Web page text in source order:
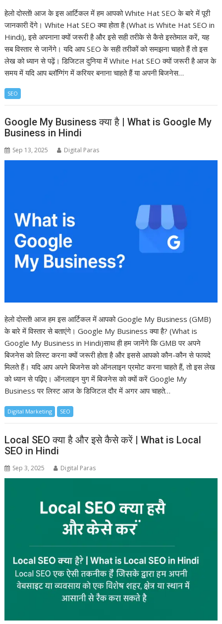
हेलो दोस्तों! आज के इस आर्टिकल में हम आपको White Hat SEO के बारे में पूरी
जानकारी देंगे। White Hat SEO क्या होता है (What is White Hat SEO in
Hindi), इसे अपनाना क्यों जरूरी है और इसे सही तरीके से कैसे इस्तेमाल करें, यह
सब विस्तार से जानेंगे। यदि आप SEO के सही तरीकों को समझना चाहते हैं तो इस
लेख को ध्यान से पढ़ें। डिजिटल दुनिया में White Hat SEO क्यों जरूरी है आज के
समय में यदि आप ब्लॉग्गिंग में करियर बनाना चाहते हैं या अपनी बिजनेस…
SEO
Google My Business क्या है | What is Google My
Business in Hindi
Sep 13, 2025 Digital Paras
हेलो दोस्तों! आज हम इस आर्टिकल में आपको Google My Business (GMB)
के बारे में विस्तार से बताएंगे। Google My Business क्या है? (What is
Google My Business in Hindi)साथ ही हम जानेंगे कि GMB पर अपने
बिजनेस को लिस्ट करना क्यों जरूरी होता है और इससे आपको कौन-कौन से फायदे
मिलते हैं। यदि आप अपने बिजनेस को ऑनलाइन प्रमोट करना चाहते हैं, तो इस लेख
को ध्यान से पढ़िए। ऑनलाइन युग में बिजनेस को क्यों करें Google My
Business पर लिस्ट आज के डिजिटल दौर में अगर आप चाहते…
Digital Marketing SEO
Local SEO क्या है और इसे कैसे करें | What is Local
SEO in Hindi
Sep 3, 2025 Digital Paras